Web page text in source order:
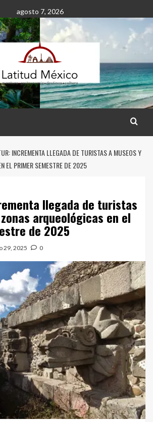
agosto 7, 2026
INCREMENTA LLEGADA DE TURISTAS A MUSEOS Y
EL PRIMER SEMESTRE DE 2025
llegada de turistas
arqueológicas en el
de 2025
29, 2025 0